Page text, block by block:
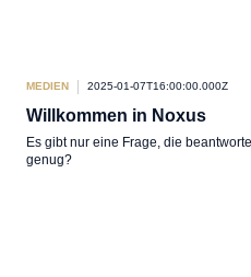
MEDIEN 2025-01-07T16:00:00.000Z
Willkommen in Noxus
Es gibt nur eine Frage, die
genug?